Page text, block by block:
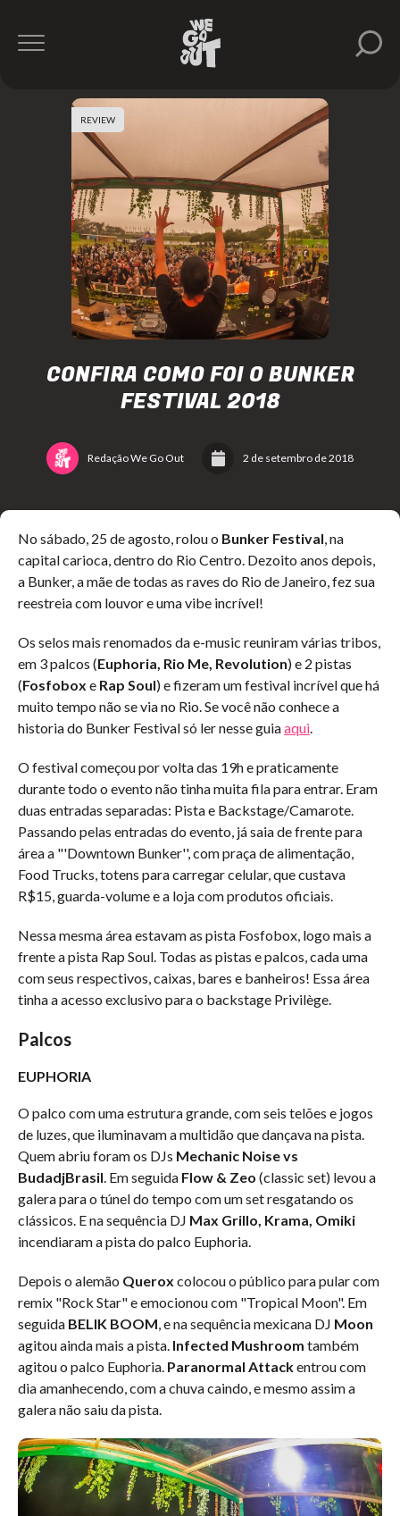
CONFIRA COMO FOI O BUNKER
FESTIVAL 2018
Redação We Go Out 2 de setembro de 2018
REVIEW
No sábado, 25 de agosto, rolou o Bunker Festival, na
capital carioca, dentro do Rio Centro. Dezoito anos depois,
a Bunker, a mãe de todas as raves do Rio de Janeiro, fez sua
reestreia com louvor e uma vibe incrível!
Os selos mais renomados da e-music reuniram várias tribos,
em 3 palcos (Euphoria, Rio Me, Revolution) e 2 pistas
(Fosfobox e Rap Soul) e fizeram um festival incrível que há
muito tempo não se via no Rio. Se você não conhece a
historia do Bunker Festival só ler nesse guiaaqui.
O festival começou por volta das 19h e praticamente
durante todo o evento não tinha muita fila para entrar. Eram
duas entradas separadas: Pista e Backstage/Camarote.
Passando pelas entradas do evento, já saia de frente para
área a "'Downtown Bunker'', com praça de alimentação,
Food Trucks, totens para carregar celular, que custava
R$15, guarda-volume e a loja com produtos oficiais.
Nessa mesma área estavam as pista Fosfobox, logo mais a
frente a pista Rap Soul. Todas as pistas e palcos, cada uma
com seus respectivos, caixas, bares e banheiros! Essa área
tinha a acesso exclusivo para o backstage Privilège.
Palcos
EUPHORIA
O palco com uma estrutura grande, com seis telões e jogos
de luzes, que iluminavam a multidão que dançava na pista.
Quem abriu foram os DJs Mechanic Noise vs
BudadjBrasil. Em seguida Flow & Zeo (classic set) levou a
galera para o túnel do tempo com um set resgatando os
clássicos. E na sequência DJ Max Grillo, Krama, Omiki
incendiaram a pista do palco Euphoria.
Depois o alemão Querox colocou o público para pular com
remix "Rock Star" e emocionou com "Tropical Moon". Em
seguida BELIK BOOM, e na sequência mexicana DJ Moon
agitou ainda mais a pista. Infected Mushroom também
agitou o palco Euphoria. Paranormal Attackentrou com
dia amanhecendo, com a chuva caindo, e mesmo assim a
galera não saiu da pista.